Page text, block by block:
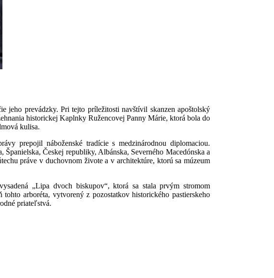
prevádzky. Pri tejto príležitosti navštívil skanzen apoštolský
historickej Kaplnky Ružencovej Panny Márie, ktorá bola do
kulisa.
prepojil náboženské tradície s medzinárodnou diplomaciou.
Českej republiky, Albánska, Severného Macedónska a
práve v duchovnom živote a v architektúre, ktorú sa múzeum
„Lipa dvoch biskupov“, ktorá sa stala prvým stromom
arboréta, vytvorený z pozostatkov historického pastierskeho
priateľstvá.